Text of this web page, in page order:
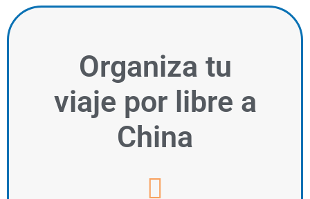
Organiza tu
viaje por libre a
China